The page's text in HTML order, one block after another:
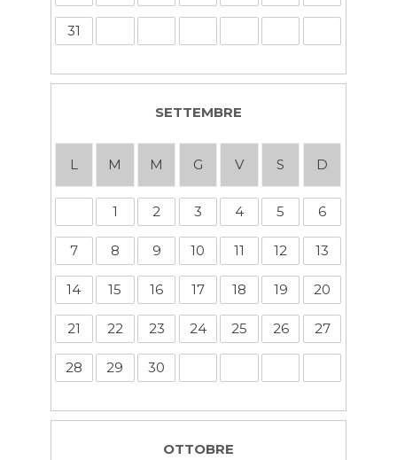
31
SETTEMBRE
L M M G V S D
1 2 3 4 5 6
7 8 9 10 11 12 13
14 15 16 17 18 19 20
21 22 23 24 25 26 27
28 29 30
OTTOBRE